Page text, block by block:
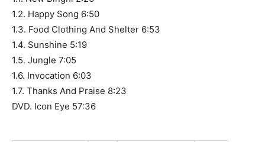
1.2. Happy Song 6:50
1.3. Food Clothing And Shelter 6:53
1.4. Sunshine 5:19
1.5. Jungle 7:05
1.6. Invocation 6:03
1.7. Thanks And Praise 8:23
DVD. Icon Eye 57:36